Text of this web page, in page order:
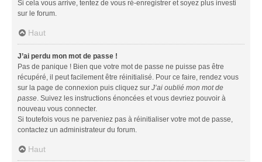
Si cela vous arrive, tentez de vous ré-enregistrer et soyez plus investi
sur le forum.
Haut
J’ai perdu mon mot de passe !
Pas de panique ! Bien que votre mot de passe ne puisse pas être
récupéré, il peut facilement être réinitialisé. Pour ce faire, rendez vous
sur la page de connexion puis cliquez sur J’ai oublié mon mot de
passe. Suivez les instructions énoncées et vous devriez pouvoir à
nouveau vous connecter.
Si toutefois vous ne parveniez pas à réinitialiser votre mot de passe,
contactez un administrateur du forum.
Haut